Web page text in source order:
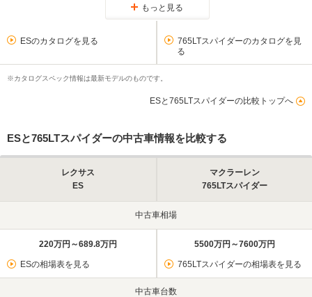
もっと見る
ESのカタログを見る
765LTスパイダーのカタログを見
る
※カタログスペック情報は最新モデルのものです。
ESと765LTスパイダーの比較トップへ
ESと765LTスパイダーの中古車情報を比較する
レクサス
ES
マクラーレン
765LTスパイダー
中古車相場
220万円～689.8万円
ESの相場表を見る
5500万円～7600万円
765LTスパイダーの相場表を見る
中古車台数